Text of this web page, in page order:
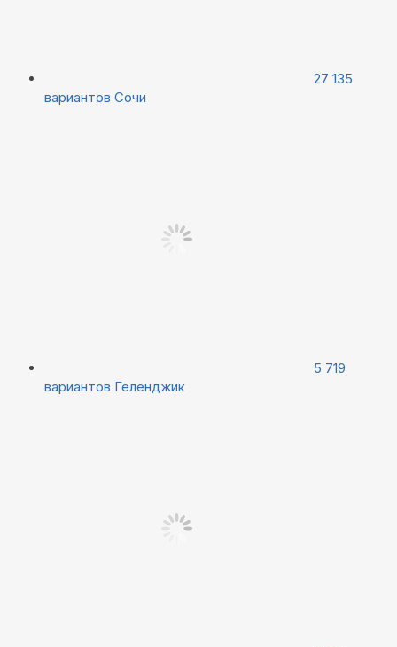
27 135
вариантов Сочи
5 719
вариантов Геленджик